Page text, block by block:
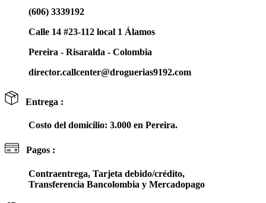
(606) 3339192
Calle 14 #23-112 local 1 Álamos
Pereira - Risaralda - Colombia
director.callcenter@droguerias9192.com
Entrega :
Costo del domicilio: 3.000 en Pereira.
Pagos :
Contraentrega, Tarjeta debido/crédito,
Transferencia Bancolombia y Mercadopago